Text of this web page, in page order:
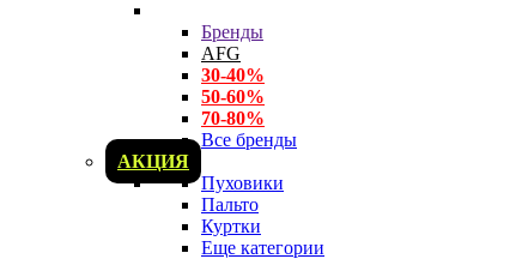
Бренды
AFG
30-40%
50-60%
70-80%
Все бренды
АКЦИЯ
Пуховики
Пальто
Куртки
Еще категории